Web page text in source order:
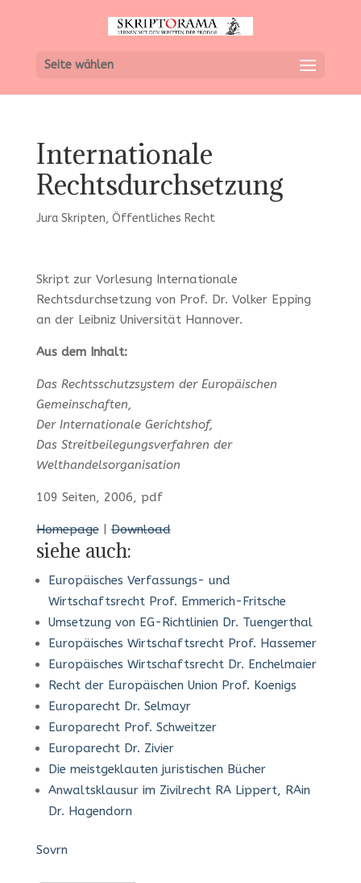
Seite wählen
Internationale
Rechtsdurchsetzung
Jura Skripten, Öffentliches Recht
Skript zur Vorlesung Internationale
Rechtsdurchsetzung von Prof. Dr. Volker Epping
an der Leibniz Universität Hannover.
Aus dem Inhalt:
Das Rechtsschutzsystem der Europäischen
Gemeinschaften,
Der Internationale Gerichtshof,
Das Streitbeilegungsverfahren der
Welthandelsorganisation
109 Seiten, 2006, pdf
Homepage|Download
siehe auch:
Europäisches Verfassungs- und
Wirtschaftsrecht Prof. Emmerich-Fritsche
Umsetzung von EG-Richtlinien Dr. Tuengerthal
Europäisches Wirtschaftsrecht Prof. Hassemer
Europäisches Wirtschaftsrecht Dr. Enchelmaier
Recht der Europäischen Union Prof. Koenigs
Europarecht Dr. Selmayr
Europarecht Prof. Schweitzer
Europarecht Dr. Zivier
Die meistgeklauten juristischen Bücher
Anwaltsklausur im Zivilrecht RA Lippert, RAin
Dr. Hagendorn
Sovrn